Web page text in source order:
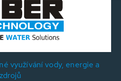
využívání vody, energie a
zdrojů